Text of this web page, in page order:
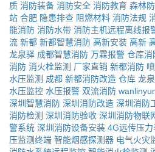
质 消防装备 消防安全 消防教育 森林
站 合肥 隐患排查 阻燃材料 消防法规
能消防 消防水带 消防主机远程离线报
流 新都 新都智慧消防 高新安装 高新
龙泉驿 成都智慧消防 万霖报警 仓库消
消防 消火栓监测 厂家直销 新都消防
水压监测 成都 新都消防改造 仓库 龙
水压监控 水压报警 双流消防
深圳智慧消防 深圳消防改造 深圳消防
消防检测 深圳消防验收 深圳消防物联
警系统 深圳消防设备安装 4G远传压力
压监测终端 智能烟感探测器 电气火灾